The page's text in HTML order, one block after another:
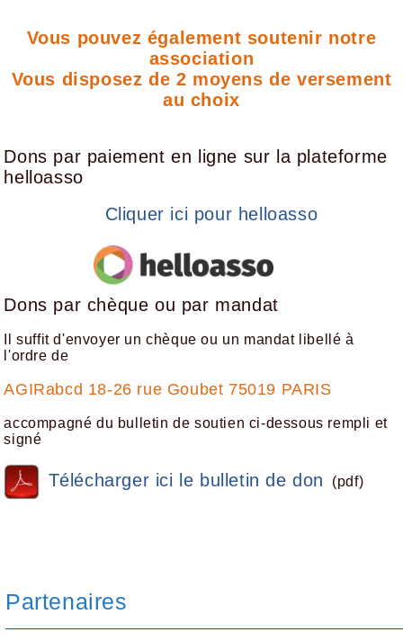
Vous pouvez également soutenir notre
association
Vous disposez de 2 moyens de versement
au choix
Dons par paiement en ligne sur la plateforme
helloasso
Cliquer ici pour helloasso
Dons par chèque ou par mandat
Il suffit d'envoyer un chèque ou un mandat libellé à
l'ordre de
AGIRabcd 18-26 rue Goubet 75019 PARIS
accompagné du bulletin de soutien ci-dessous rempli et
signé
Télécharger ici le bulletin de don (pdf)
Partenaires